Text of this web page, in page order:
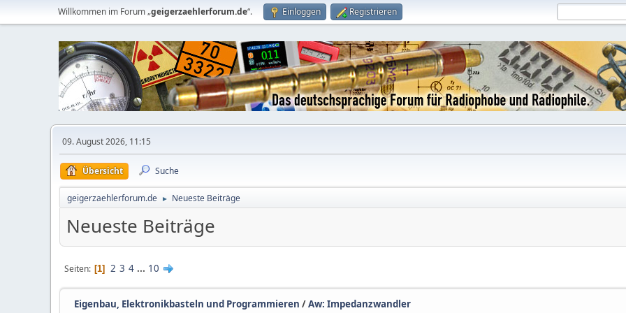
Willkommen im Forum „geigerzaehlerforum.de“. Einloggen Registrieren
09. August 2026, 11:15
Übersicht Suche
geigerzaehlerforum.de ► Neueste Beiträge
Neueste Beiträge
Seiten 1 2 3 4 ... 10
Eigenbau, Elektronikbasteln und Programmieren /Aw: Impedanzwandler